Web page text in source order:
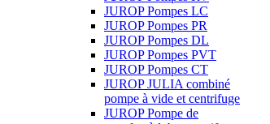
JUROP Pompes LC
JUROP Pompes PR
JUROP Pompes DL
JUROP Pompes PVT
JUROP Pompes CT
JUROP JULIA combiné
pompe à vide et centrifuge
JUROP Pompe de